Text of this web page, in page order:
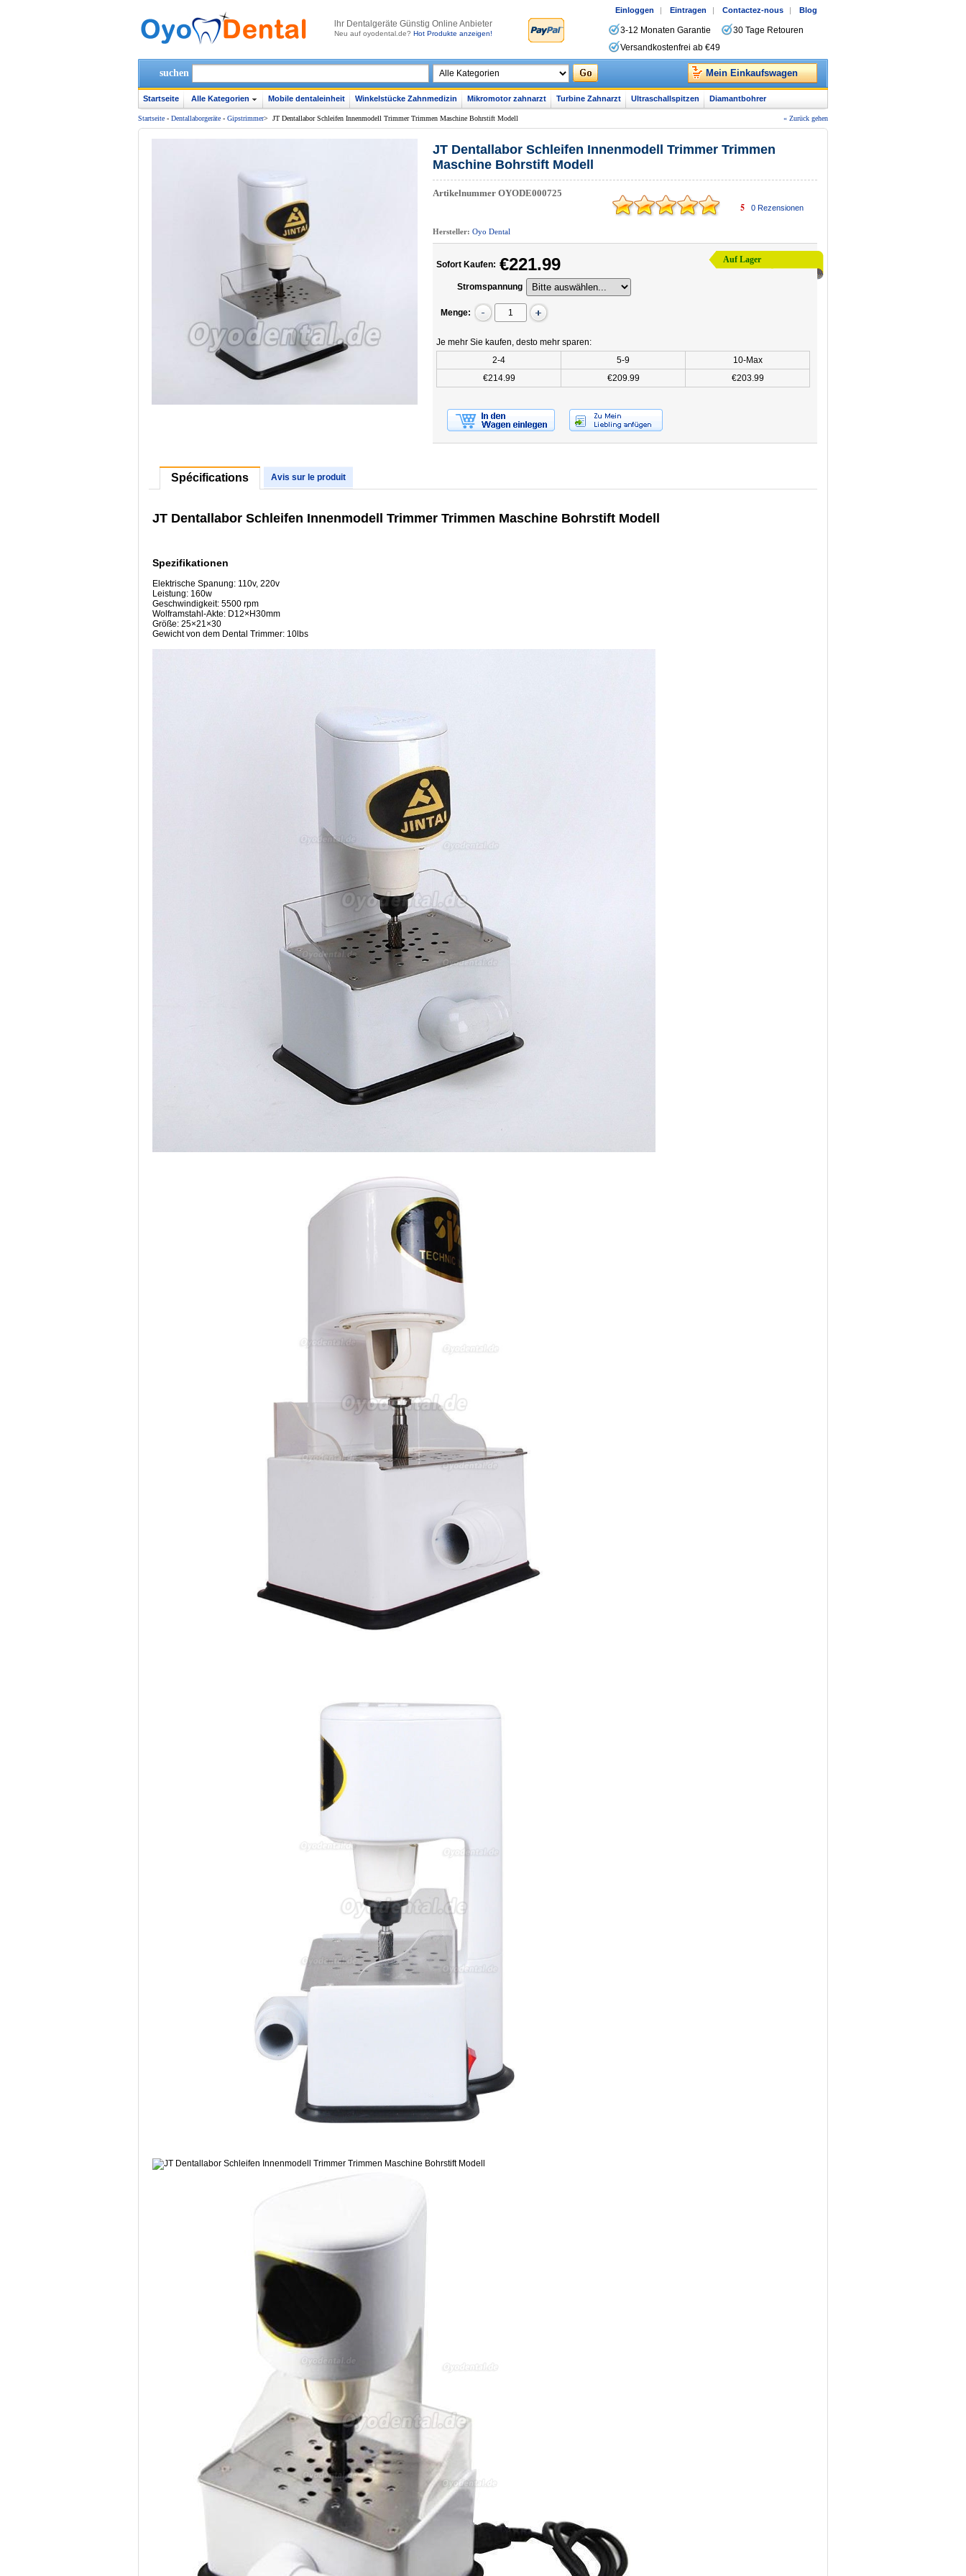
lhr Dentalgeräte Günstig Online Anbieter
Neu auf oyodental.de? Hot Produkte anzeigen!
Einloggen | Eintragen | Contactez-nous | Blog
3-12 Monaten Garantie
30 Tage Retouren
Versandkostenfrei ab €49
suchen Mein Einkaufswagen
Startseite Alle Kategorien Mobile dentaleinheit Winkelstücke Zahnmedizin Mikromotor zahnarzt Turbine Zahnarzt Ultraschallspitzen Diamantbohrer
Startseite - Dentallaborgeräte - Gipstrimmer> JT Dentallabor Schleifen Innenmodell Trimmer Trimmen Maschine Bohrstift Modell « Zurück gehen
JT Dentallabor Schleifen Innenmodell Trimmer Trimmen
Maschine Bohrstift Modell
Artikelnummer OYODE000725
5 0Rezensionen
Hersteller: Oyo Dental
Auf Lager
Sofort Kaufen: €221.99
Stromspannung
Menge:
Je mehr Sie kaufen, desto mehr sparen:
2-4
5-9
10-Max
€214.99
€209.99 €203.99
Spécifications Avis sur le produit
JT Dentallabor Schleifen Innenmodell Trimmer Trimmen Maschine Bohrstift Modell
Spezifikationen
Elektrische Spanung: 110v, 220v
Leistung: 160w
Geschwindigkeit: 5500 rpm
Wolframstahl-Akte: D12×H30mm
Größe: 25×21×30
Gewicht von dem Dental Trimmer: 10lbs